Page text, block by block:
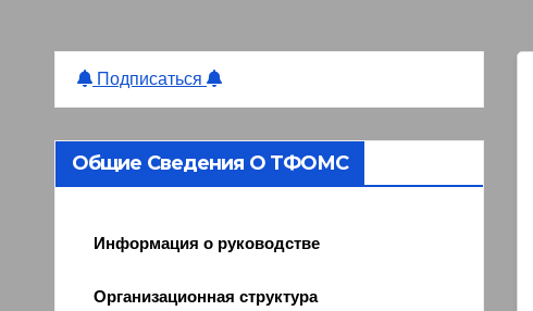
Подписаться
Общие Сведения О ТФОМС
Информация о руководстве
Организационная структура